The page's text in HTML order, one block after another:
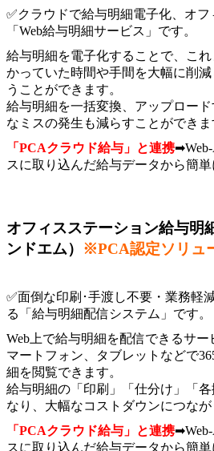
✅クラウドで給与明細電子化、オ
「Web給与明細サービス」 です。
給与明細を電子化することで、こ
かっていた時間や手間を大幅に削
うことができます。
給与明細を一括変換、アップロー
なミスの発生も減らすことができま
「PCAクラウド給与」と連携
スに取り込んだ給与データから簡単
オフィスステーション給与明
ンドエム） ※PCA認定ソリュ
✅面倒な印刷･手渡し不要・業務軽
る
「給与明細配信システム」 です。
Web上で給与明細を配信できるサ
マートフォン、タブレットなどで
細を閲覧できます。
給与明細の「印刷」「仕分け」「
なり、大幅なコストダウンにつなが
「PCAクラウド給与」と連携
スに取り込んだ給与データから簡単